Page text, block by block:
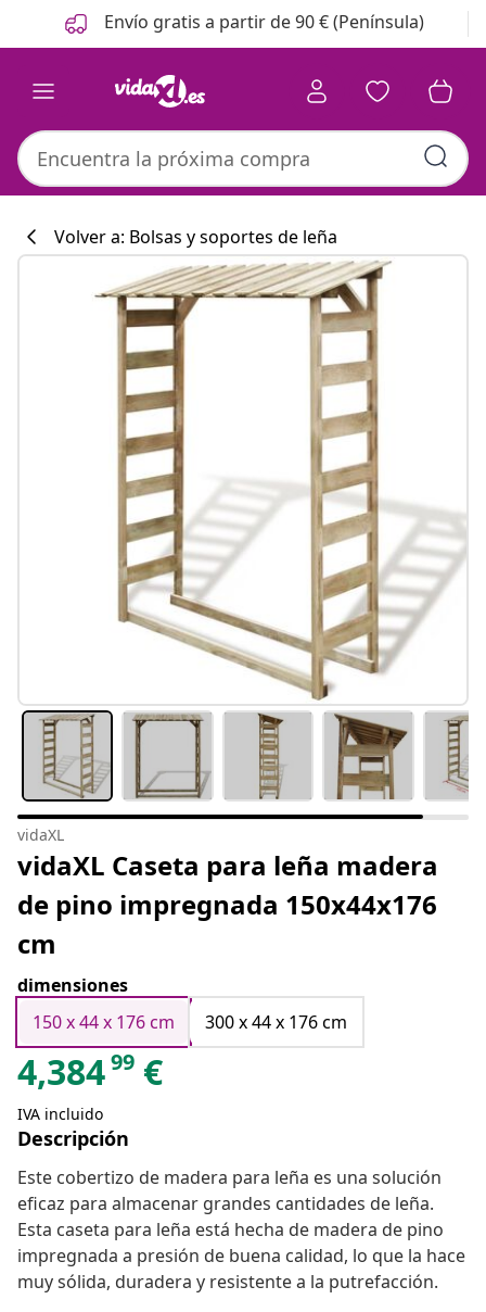
Anterior
Siguiente Envío gratis a partir de 90 € (Península)
#sharemevidaxl
Volver a: Bolsas y soportes de leña
vidaXL
vidaXL Caseta para leña madera
de pino impregnada 150x44x176
cm
dimensiones
150 x 44 x 176 cm
300 x 44 x 176 cm
4,38499 €
IVA incluido
Descripción
Este cobertizo de madera para leña es una solución
eficaz para almacenar grandes cantidades de leña.
Esta caseta para leña está hecha de madera de pino
impregnada a presión de buena calidad, lo que la hace
muy sólida, duradera y resistente a la putrefacción.